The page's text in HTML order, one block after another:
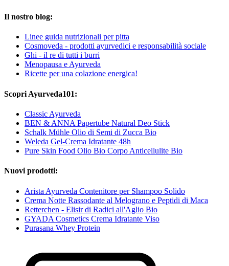
Il nostro blog:
Linee guida nutrizionali per pitta
Cosmoveda - prodotti ayurvedici e responsabilità sociale
Ghi - il re di tutti i burri
Menopausa e Ayurveda
Ricette per una colazione energica!
Scopri Ayurveda101:
Classic Ayurveda
BEN & ANNA Papertube Natural Deo Stick
Schalk Mühle Olio di Semi di Zucca Bio
Weleda Gel-Crema Idratante 48h
Pure Skin Food Olio Bio Corpo Anticellulite Bio
Nuovi prodotti:
Arista Ayurveda Contenitore per Shampoo Solido
Crema Notte Rassodante al Melograno e Peptidi di Maca
Retterchen - Elisir di Radici all'Aglio Bio
GYADA Cosmetics Crema Idratante Viso
Purasana Whey Protein